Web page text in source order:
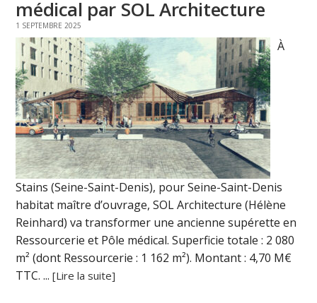
médical par SOL Architecture
1 SEPTEMBRE 2025
À
Stains (Seine-Saint-Denis), pour Seine-Saint-Denis
habitat maître d’ouvrage, SOL Architecture (Hélène
Reinhard) va transformer une ancienne supérette en
Ressourcerie et Pôle médical. Superficie totale : 2 080
m² (dont Ressourcerie : 1 162 m²). Montant : 4,70 M€
TTC. ...[Lire la suite]